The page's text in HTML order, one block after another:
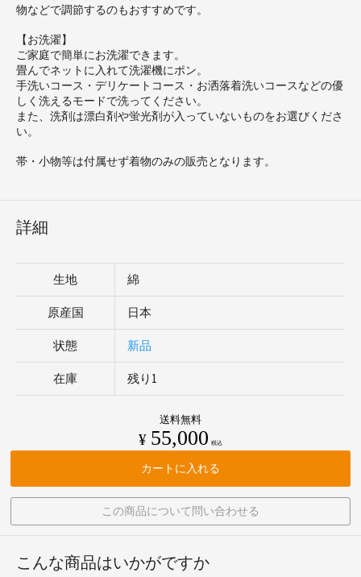
物などで調節するのもおすすめです。
【お洗濯】
ご家庭で簡単にお洗濯できます。
畳んでネットに入れて洗濯機にポン。
手洗いコース・デリケートコース・お洒落着洗いコースなどの優
しく洗えるモードで洗ってください。
また、洗剤は漂白剤や蛍光剤が入っていないものをお選びくださ
い。
帯・小物等は付属せず着物のみの販売となります。
詳細
生地 綿
原産国 日本
状態 新品
在庫 残り1
送料無料
¥ 55,000 税込
カートに入れる
この商品について問い合わせる
こんな商品はいかがですか